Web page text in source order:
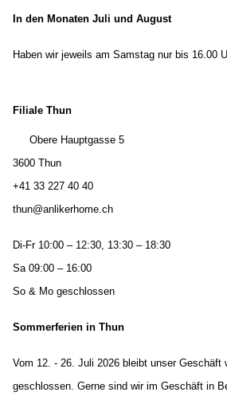
In den Monaten Juli und August
Haben wir jeweils am Samstag nur bis 16.00
Filiale Thun
Obere Hauptgasse 5
3600 Thun
+41 33 227 40 40
thun@anlikerhome.ch
Di-Fr 10:00 – 12:30, 13:30 – 18:30
Sa 09:00 – 16:00
So & Mo geschlossen
Sommerferien in Thun
Vom 12. - 26. Juli 2026 bleibt unser Geschäft
geschlossen. Gerne sind wir im Geschäft in